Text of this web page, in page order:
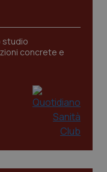
studio
concrete e